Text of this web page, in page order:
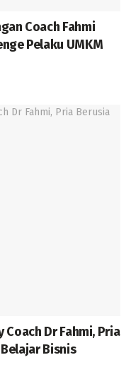
Coach Fahmi
Pelaku UMKM
Dr Fahmi, Pria
Bisnis